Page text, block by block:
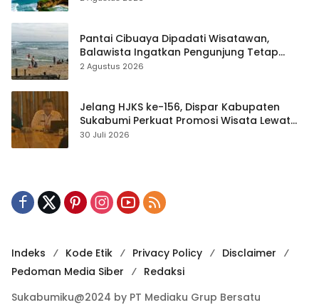
Pantai Cibuaya Dipadati Wisatawan,
Balawista Ingatkan Pengunjung Tetap
Waspada
2 Agustus 2026
Jelang HJKS ke-156, Dispar Kabupaten
Sukabumi Perkuat Promosi Wisata Lewat
Publikasi Digital
30 Juli 2026
Indeks Kode Etik Privacy Policy
Disclaimer
Pedoman Media Siber
Redaksi
Sukabumiku@2024 by PT Mediaku Grup Bersatu